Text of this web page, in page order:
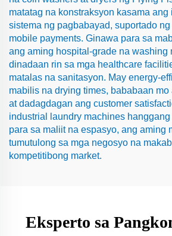
matatag na konstraksyon kasama ang
sistema ng pagbabayad, suportado
mobile payments. Ginawa para sa
ang aming hospital-grade na washing
dinadaan rin sa mga healthcare
matalas na sanitasyon. May energy-
mabilis na drying times, bababaan
at dadagdagan ang customer
industrial laundry machines
para sa maliit na espasyo, ang aming
tumutulong sa mga negosyo na
kompetitibong market.
Eksperto sa